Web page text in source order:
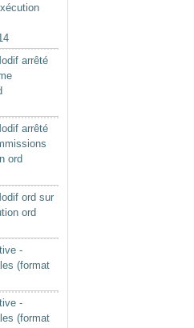
arrêté
arrêté
ord
ord sur
ord
-
(format
-
(format